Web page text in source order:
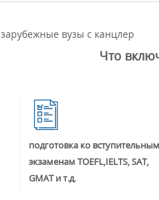
вузы с канцлер
Что
подготовка ко вступительным
экзаменам TOEFL,IELTS, SAT,
GMAT и т.д.